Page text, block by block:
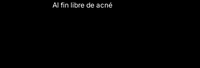
Al fin libre de acné